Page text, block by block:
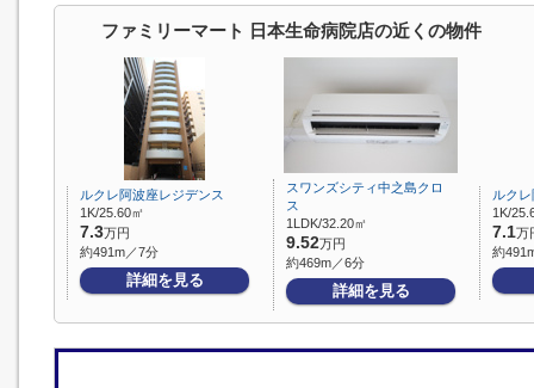
ファミリーマート 日本生命病院店の近くの物件
ルクレ阿波座レジデンス
1K/25.60㎡
7.3万円
約491m／7分
詳細を見る
スワンズシティ中之島クロ
ス
1LDK/32.20㎡
9.52万円
約469m／6分
詳細を見る
ルク
1K/
7.1万
約